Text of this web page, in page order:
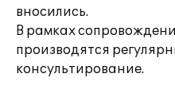
вносились.
В рамках
производятся
консультирование.